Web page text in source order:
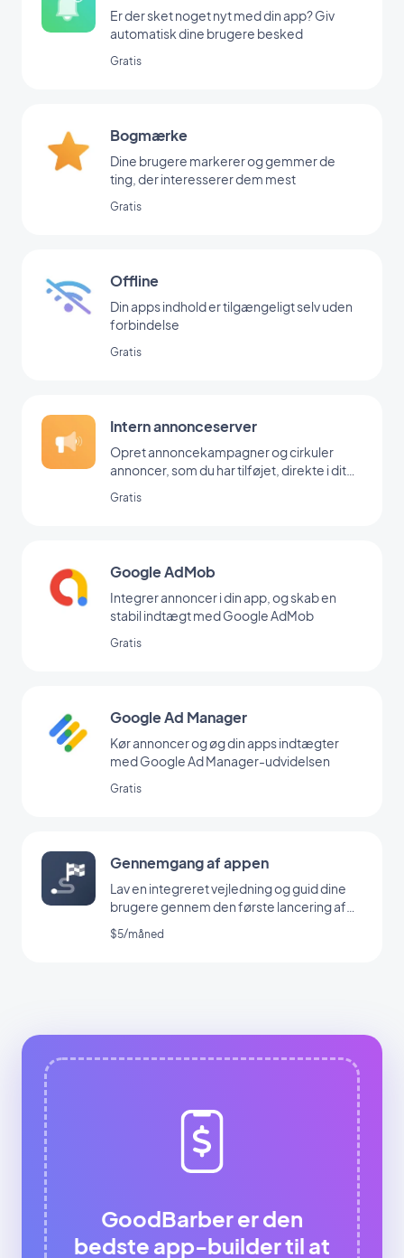
Er der sket noget nyt med din app? Giv
automatisk dine brugere besked
Gratis
Bogmærke
Dine brugere markerer og gemmer de
ting, der interesserer dem mest
Gratis
Offline
Din apps indhold er tilgængeligt selv uden
forbindelse
Gratis
Intern annonceserver
Opret annoncekampagner og cirkuler
annoncer, som du har tilføjet, direkte i dit
Gratis
Google AdMob
Integrer annoncer i din app, og skab en
stabil indtægt med Google AdMob
Gratis
Google Ad Manager
Kør annoncer og øg din apps indtægter
med Google Ad Manager-udvidelsen
Gratis
Gennemgang af appen
Lav en integreret vejledning og guid dine
brugere gennem den første lancering af
din app
$5/måned
GoodBarber er den
bedste app-builder til at